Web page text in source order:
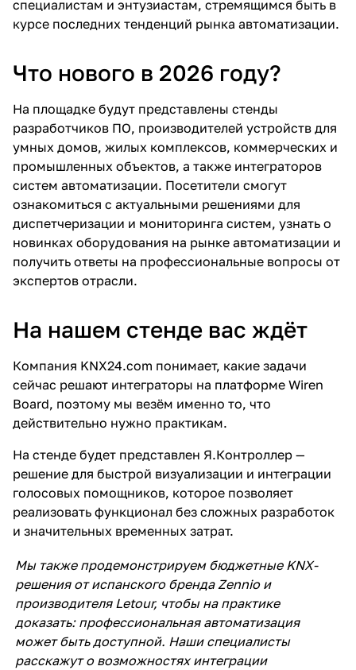
специалистам и энтузиастам, стремящимся быть в
курсе последних тенденций рынка автоматизации.
Что нового в 2026 году?
На площадке будут представлены стенды
разработчиков ПО, производителей устройств для
умных домов, жилых комплексов, коммерческих и
промышленных объектов, а также интеграторов
систем автоматизации. Посетители смогут
ознакомиться с актуальными решениями для
диспетчеризации и мониторинга систем, узнать о
новинках оборудования на рынке автоматизации и
получить ответы на профессиональные вопросы от
экспертов отрасли.
На нашем стенде вас ждёт
Компания KNX24.com понимает, какие задачи
сейчас решают интеграторы на платформе Wiren
Board, поэтому мы везём именно то, что
действительно нужно практикам.
На стенде будет представлен Я.Контроллер —
решение для быстрой визуализации и интеграции
голосовых помощников, которое позволяет
реализовать функционал без сложных разработок
и значительных временных затрат.
Мы также продемонстрируем бюджетные KNX-
решения от испанского бренда Zennio и
производителя Letour, чтобы на практике
доказать: профессиональная автоматизация
может быть доступной. Наши специалисты
расскажут о возможностях интеграции